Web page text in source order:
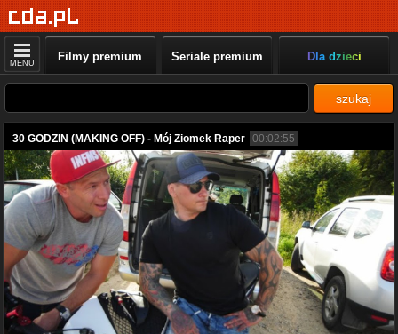
MENU Filmy premium Seriale premium Dla dzieci
szukaj
30 GODZIN (MAKING OFF) - Mój Ziomek Raper 00:02:55